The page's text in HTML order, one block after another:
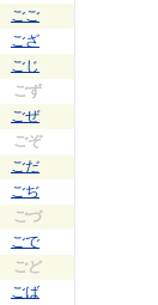
ごご
ござ
ごじ
ごず
ごぜ
ごぞ
ごだ
ごぢ
ごづ
ごで
ごど
ごば